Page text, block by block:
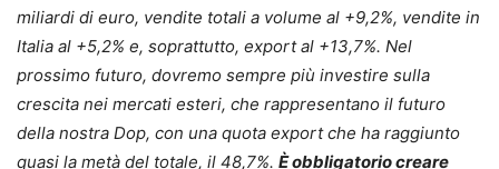
miliardi di euro, vendite totali a volume al +9,2%, vendite in
Italia al +5,2% e, soprattutto, export al +13,7%. Nel
prossimo futuro, dovremo sempre più investire sulla
crescita nei mercati esteri, che rappresentano il futuro
della nostra Dop, con una quota export che ha raggiunto
quasi la metà del totale, il 48,7%. È obbligatorio creare